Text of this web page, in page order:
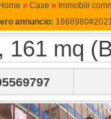
Home » Case » Immobili
annuncio:
161 mq